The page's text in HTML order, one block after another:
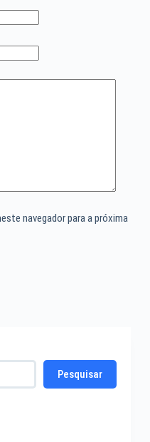
navegador para a próxima
Pesquisar